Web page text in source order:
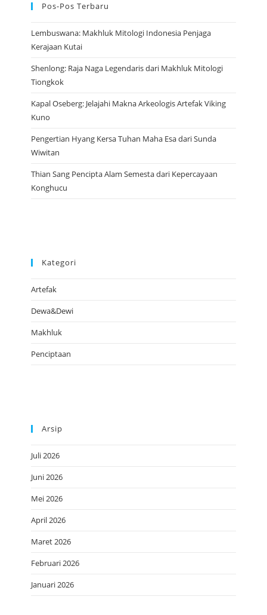
Pos-Pos Terbaru
Lembuswana: Makhluk Mitologi Indonesia Penjaga
Kerajaan Kutai
Shenlong: Raja Naga Legendaris dari Makhluk Mitologi
Tiongkok
Kapal Oseberg: Jelajahi Makna Arkeologis Artefak Viking
Kuno
Pengertian Hyang Kersa Tuhan Maha Esa dari Sunda
Wiwitan
Thian Sang Pencipta Alam Semesta dari Kepercayaan
Konghucu
Kategori
Artefak
Dewa&Dewi
Makhluk
Penciptaan
Arsip
Juli 2026
Juni 2026
Mei 2026
April 2026
Maret 2026
Februari 2026
Januari 2026